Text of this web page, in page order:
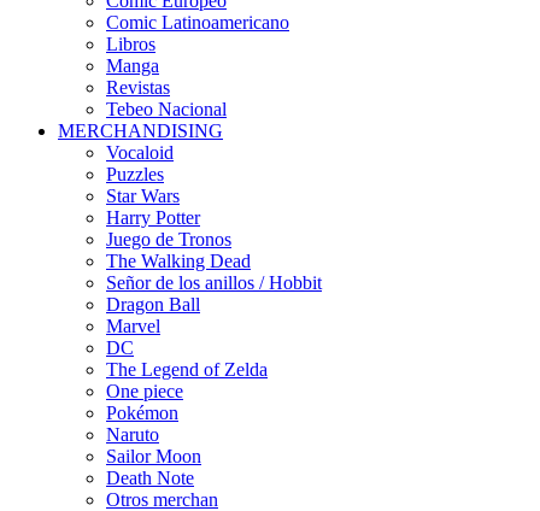
Comic Latinoamericano
Libros
Manga
Revistas
Tebeo Nacional
MERCHANDISING
Vocaloid
Puzzles
Star Wars
Harry Potter
Juego de Tronos
The Walking Dead
Señor de los anillos / Hobbit
Dragon Ball
Marvel
DC
The Legend of Zelda
One piece
Pokémon
Naruto
Sailor Moon
Death Note
Otros merchan